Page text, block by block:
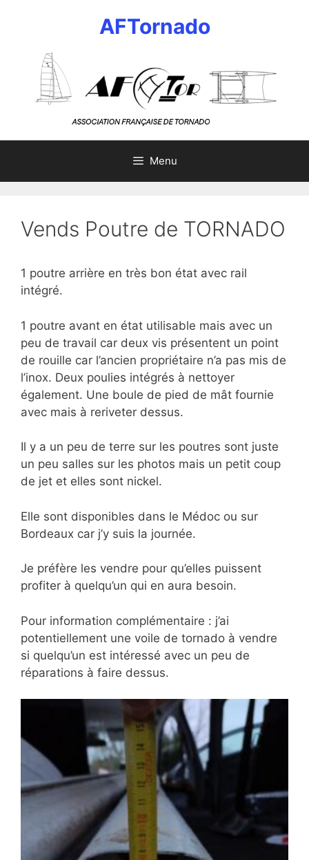
AFTornado
Menu
Vends Poutre de TORNADO
1 poutre arrière en très bon état avec rail
intégré.
1 poutre avant en état utilisable mais avec un
peu de travail car deux vis présentent un point
de rouille car l’ancien propriétaire n’a pas mis de
l’inox. Deux poulies intégrés à nettoyer
également. Une boule de pied de mât fournie
avec mais à reriveter dessus.
Il y a un peu de terre sur les poutres sont juste
un peu salles sur les photos mais un petit coup
de jet et elles sont nickel.
Elle sont disponibles dans le Médoc ou sur
Bordeaux car j’y suis la journée.
Je préfère les vendre pour qu’elles puissent
profiter à quelqu’un qui en aura besoin.
Pour information complémentaire : j’ai
potentiellement une voile de tornado à vendre
si quelqu’un est intéressé avec un peu de
réparations à faire dessus.